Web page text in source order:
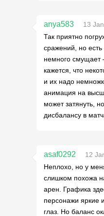
anya583
13
Так приятно
сражений, но
немного смущает
кажется, что
и их надо
анимация на
может затянуть,
дисбалансу в
asaf0292
12
Неплохо, но у
слишком похожа
арен. Графика
персонажи яркие
глаз. Но баланс